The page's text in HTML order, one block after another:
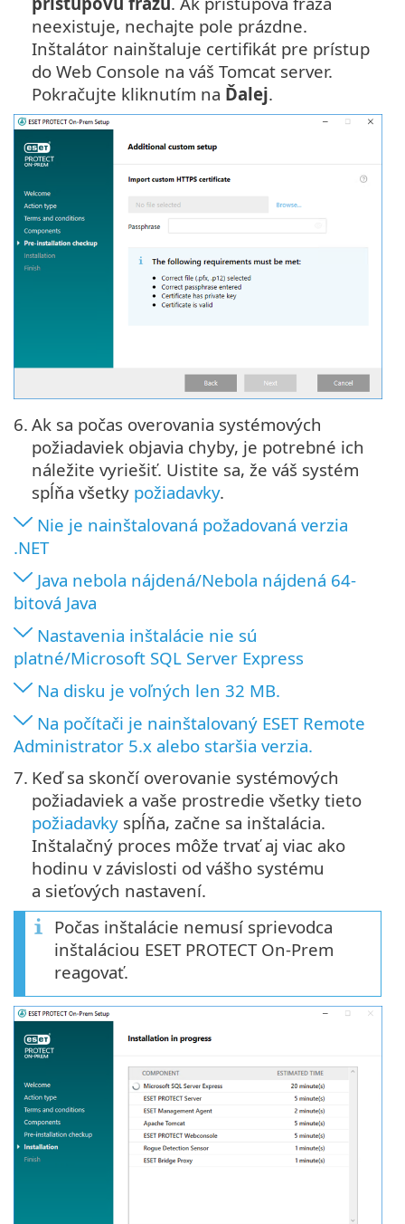
neexistuje, nechajte pole prázdne.
Inštalátor nainštaluje certifikát pre prístup
do Web Console na váš Tomcat server.
Pokračujte kliknutím na Ďalej.
6. Ak sa počas overovania systémových
požiadaviek objavia chyby, je potrebné ich
náležite vyriešiť. Uistite sa, že váš systém
spĺňa všetky požiadavky.
Nie je nainštalovaná požadovaná verzia
.NET
Java nebola nájdená/Nebola nájdená 64-
bitová Java
Nastavenia inštalácie nie sú
platné/Microsoft SQL Server Express
Na disku je voľných len 32 MB.
Na počítači je nainštalovaný ESET Remote
Administrator 5.x alebo staršia verzia.
7. Keď sa skončí overovanie systémových
požiadaviek a vaše prostredie všetky tieto
požiadavky spĺňa, začne sa inštalácia.
Inštalačný proces môže trvať aj viac ako
hodinu v závislosti od vášho systému
a sieťových nastavení.
Počas inštalácie nemusí sprievodca
inštaláciou ESET PROTECT On-Prem
reagovať.